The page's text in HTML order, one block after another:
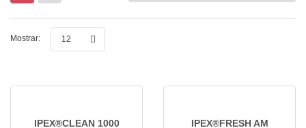
Mostrar: 12
IPEX®CLEAN 1000 IPEX®FRESH AM